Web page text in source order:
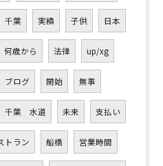
千葉 実績 子供 日本
何歳から 法律 up/xg
ブログ 開始 無事
千葉 水道 未来 支払い
トラン 船橋 営業時間